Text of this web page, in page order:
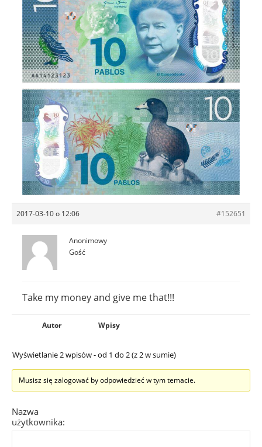
2017-03-10 o 12:06 #152651
Anonimowy
Gość
Take my money and give me that!!!
Autor Wpisy
Wyświetlanie 2 wpisów - od 1 do 2 (z 2 w sumie)
Musisz się zalogować by odpowiedzieć w tym temacie.
Nazwa
użytkownika: